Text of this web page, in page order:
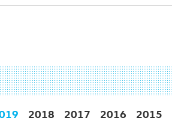
2018 2017 2016 2015